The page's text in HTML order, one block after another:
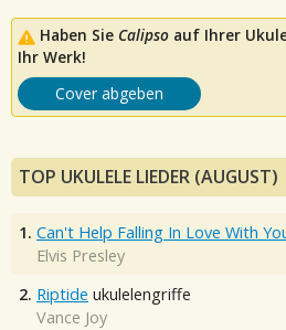
Haben Sie Calipso auf Ihrer
Ihr Werk!
Cover abgeben
TOP UKULELE LIEDER (AUGUST)
1. Can't Help Falling In Love With
Elvis Presley
2. Riptide ukulelengriffe
Vance Joy